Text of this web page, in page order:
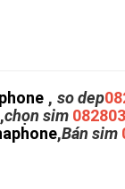
,so dep
,chọn sim
,Bán sim